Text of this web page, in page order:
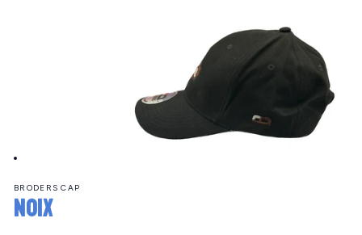
média
1
dans
BRODERS CAP
NOIX